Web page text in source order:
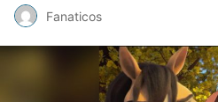
Fanaticos